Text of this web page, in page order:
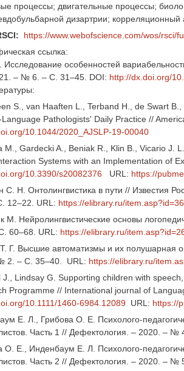
процессы; двигательные процессы;
дизартрии; корреляционный
https://www.webofscience.com/wos/rsci/
ссылка:
Исследование особенностей
– № 6. – С. 31–45. DOI: http://dx.doi.org/
S., van Haaften L., Terband H., de Swart
Language Pathologists' Daily Practice //
10.1044/2020_AJSLP-19-00040
M., Gardecki A., Beniak R., Klin B., Vicario J.
Systems with an Implementation of
10.3390/s20082376 URL: https://
С. Н. Онтолингвистика в пути // Известия
12–22. URL: https://elibrary.ru/
М. Нейролингвистические основы
60–68. URL: https://elibrary.ru/
Г. Высшие автоматизмы и их полушарная
2. – С. 35–40. URL: https://elibrary.ru/
J., Lindsay G. Supporting children with
Programme // International journal of
10.1111/1460-6984.12089 URL: https://
Е. Л., Грибова О. Е. Психолого-
Часть 1 // Дефектология. – 2020. – №
О. Е., Инденбаум Е. Л. Психолого-
Часть 2 // Дефектология. – 2020. – №